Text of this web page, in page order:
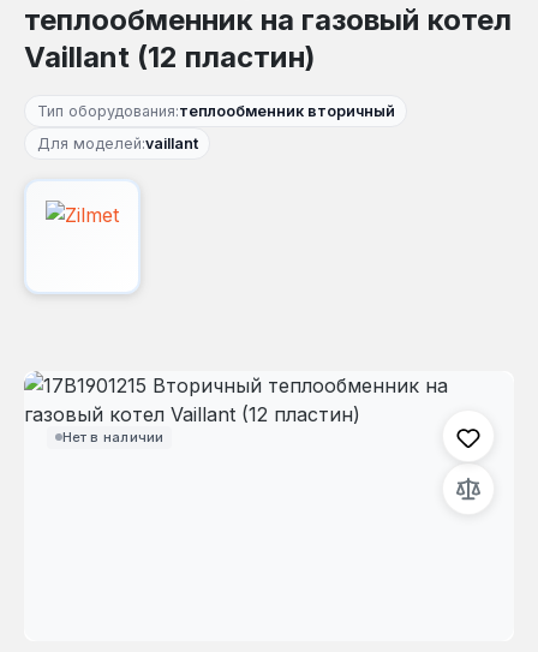
теплообменник на газовый котел
Vaillant (12 пластин)
Тип оборудования:теплообменник вторичный
Для моделей:vaillant
Нет в наличии
Пропустить галерею изображений